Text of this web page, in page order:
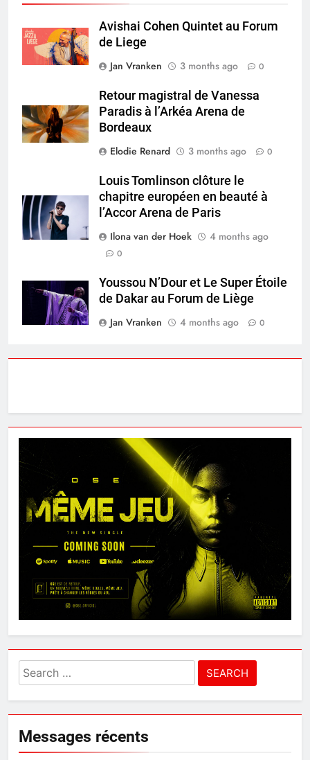
Avishai Cohen Quintet au Forum
de Liege
Jan Vranken
3 months ago 0
Retour magistral de Vanessa
Paradis à l’Arkéa Arena de
Bordeaux
Elodie Renard
3 months ago 0
Louis Tomlinson clôture le
chapitre européen en beauté à
l’Accor Arena de Paris
Ilona van der Hoek
4 months ago
0
Youssou N’Dour et Le Super Étoile
de Dakar au Forum de Liège
Jan Vranken
4 months ago 0
Search
for:
Messages récents